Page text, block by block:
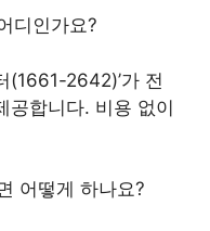
디인가요?
(1661-2642)’가 전
공합니다. 비용 없이
어떻게 하나요?